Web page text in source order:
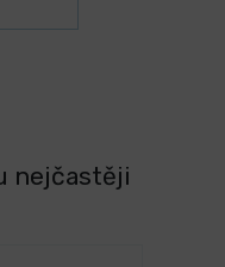
nejčastěji